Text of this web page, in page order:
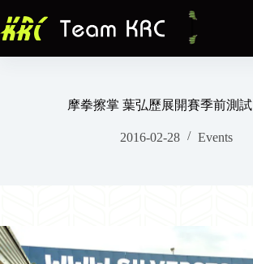
至
主
要
摩拳擦掌 葉弘歷展開賽季前測試
2016-02-28 Events